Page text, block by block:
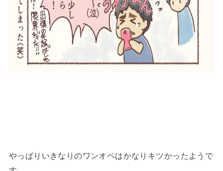
やっぱりいきなりのワンオペはかなりキツかったようで